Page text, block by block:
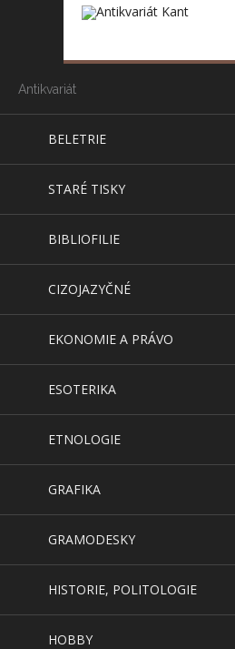
Antikvariát
BELETRIE
STARÉ TISKY
BIBLIOFILIE
CIZOJAZYČNÉ
EKONOMIE A PRÁVO
ESOTERIKA
ETNOLOGIE
GRAFIKA
GRAMODESKY
HISTORIE, POLITOLOGIE
HOBBY